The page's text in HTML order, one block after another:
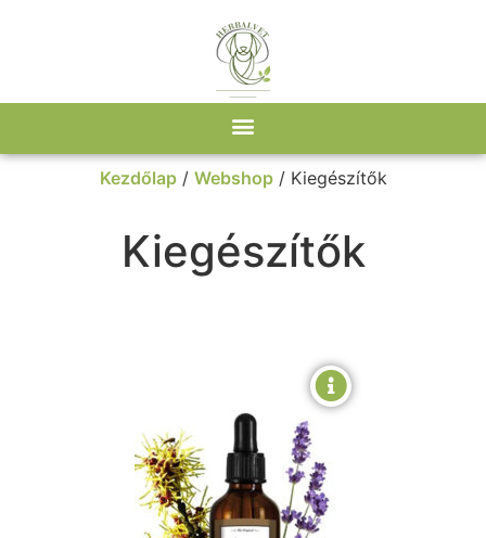
Kezdőlap/ Webshop/ Kiegészítők
Kiegészítők